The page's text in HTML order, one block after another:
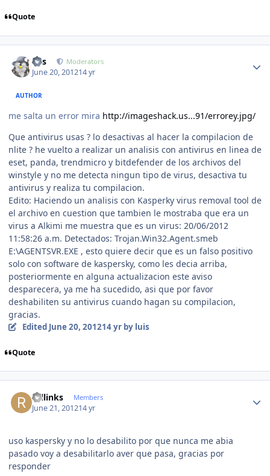
Quote
luis Moderators
June 20, 201214 yr
AUTHOR
me salta un error mira http://imageshack.us...91/errorey.jpg/
Que antivirus usas ? lo desactivas al hacer la compilacion de
nlite ? he vuelto a realizar un analisis con antivirus en linea de
eset, panda, trendmicro y bitdefender de los archivos del
winstyle y no me detecta ningun tipo de virus, desactiva tu
antivirus y realiza tu compilacion.
Edito: Haciendo un analisis con Kasperky virus removal tool de
el archivo en cuestion que tambien le mostraba que era un
virus a Alkimi me muestra que es un virus: 20/06/2012
11:58:26 a.m. Detectados: Trojan.Win32.Agent.smeb
E:\AGENTSVR.EXE , esto quiere decir que es un falso positivo
solo con software de kaspersky, como les decia arriba,
posteriormente en alguna actualizacion este aviso
desparecera, ya me ha sucedido, asi que por favor
deshabiliten su antivirus cuando hagan su compilacion,
gracias.
Edited June 20, 201214 yrby luis
Quote
rollinks Members
June 21, 201214 yr
uso kaspersky y no lo desabilito por que nunca me abia
pasado voy a desabilitarlo aver que pasa, gracias por
responder